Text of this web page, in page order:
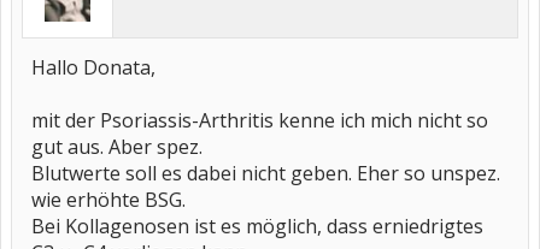
Hallo Donata,
mit der Psoriassis-Arthritis kenne ich mich nicht so
gut aus. Aber spez.
Blutwerte soll es dabei nicht geben. Eher so unspez.
wie erhöhte BSG.
Bei Kollagenosen ist es möglich, dass erniedrigtes